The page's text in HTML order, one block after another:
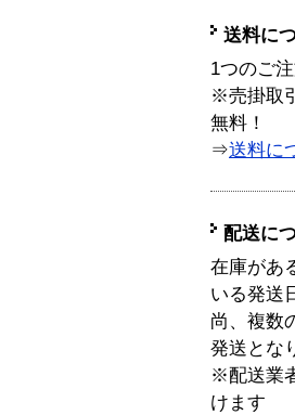
送料に
1つのご
※売掛取
無料！
⇒送料に
配送に
在庫があ
いる発送
尚、複数
発送とな
※配送業
けます